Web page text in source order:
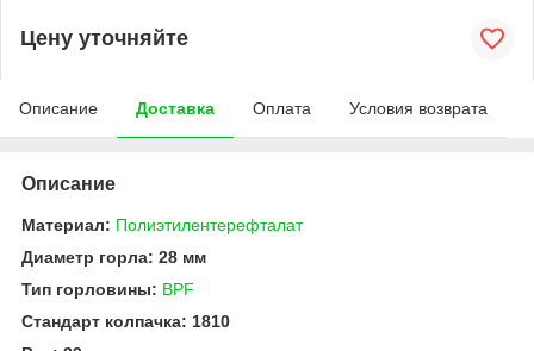
Цену уточняйте
Описание Доставка Оплата Условия возврата
Описание
Материал: Полиэтилентерефталат
Диаметр горла: 28 мм
Тип горловины: BPF
Стандарт колпачка: 1810